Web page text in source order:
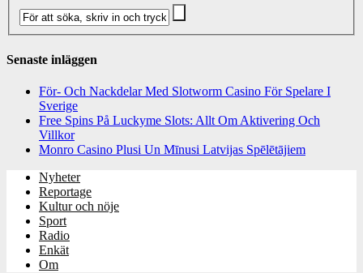
Senaste inläggen
För- Och Nackdelar Med Slotworm Casino För Spelare I
Sverige
Free Spins På Luckyme Slots: Allt Om Aktivering Och
Villkor
Monro Casino Plusi Un Mīnusi Latvijas Spēlētājiem
Nyheter
Reportage
Kultur och nöje
Sport
Radio
Enkät
Om